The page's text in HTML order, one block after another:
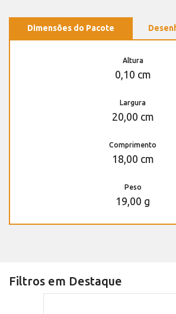
Dimensões do Pacote
Altura
0,10 cm
Largura
20,00 cm
Comprimento
18,00 cm
Peso
19,00 g
Filtros em Destaque